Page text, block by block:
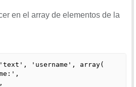
en el array de elementos de la
'username', array(